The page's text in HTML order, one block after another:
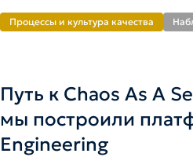
Процессы и культура качества
Путь к Chaos As A
мы построили
Engineering